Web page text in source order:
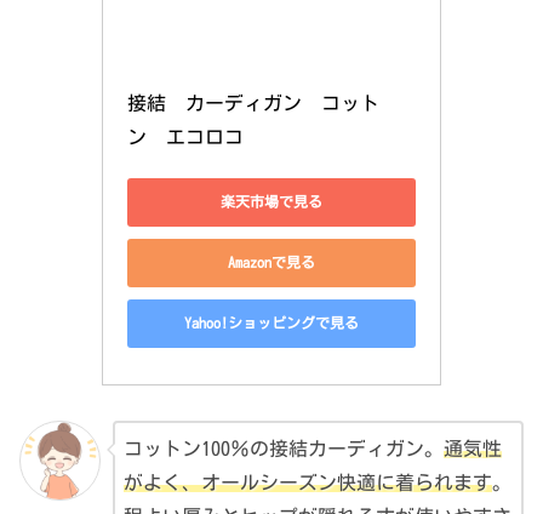
接結　カーディガン　コット
ン　エコロコ
楽天市場で見る
Amazonで見る
Yahoo!ショッピングで見る
コットン100％の接結カーディガン。 通気性
がよく、オールシーズン快適に着られます。